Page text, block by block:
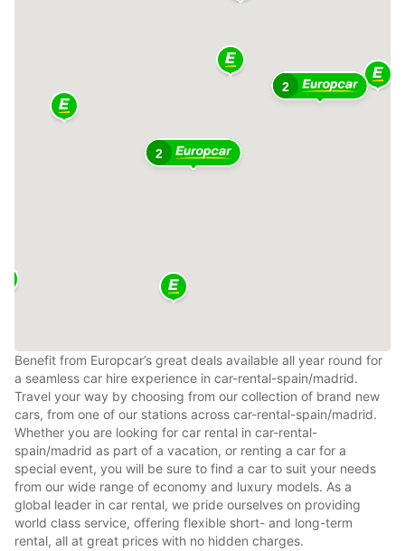
2
2
Benefit from Europcar’s great deals available all year round for
a seamless car hire experience in car-rental-spain/madrid.
Travel your way by choosing from our collection of brand new
cars, from one of our stations across car-rental-spain/madrid.
Whether you are looking for car rental in car-rental-
spain/madrid as part of a vacation, or renting a car for a
special event, you will be sure to find a car to suit your needs
from our wide range of economy and luxury models. As a
global leader in car rental, we pride ourselves on providing
world class service, offering flexible short- and long-term
rental, all at great prices with no hidden charges.